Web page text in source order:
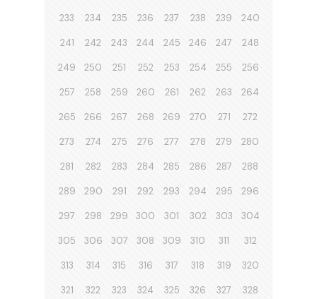
233 234 235 236 237 238 239 240
241 242 243 244 245 246 247 248
249 250 251 252 253 254 255 256
257 258 259 260 261 262 263 264
265 266 267 268 269 270 271 272
273 274 275 276 277 278 279 280
281 282 283 284 285 286 287 288
289 290 291 292 293 294 295 296
297 298 299 300 301 302 303 304
305 306 307 308 309 310 311 312
313 314 315 316 317 318 319 320
321 322 323 324 325 326 327 328